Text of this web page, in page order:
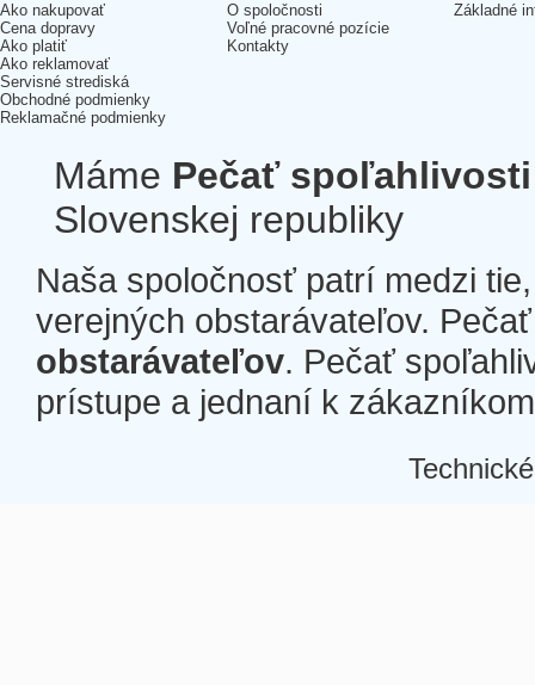
Ako nakupovať
Cena dopravy
Ako platiť
Ako reklamovať
Servisné strediská
Obchodné podmienky
Reklamačné podmienky
O spoločnosti
Voľné pracovné pozície
Kontakty
Základné
Máme Pečať spoľahlivosti
Slovenskej republiky
Naša spoločnosť patrí medzi
verejných obstarávateľov.
obstarávateľov. Pečať
prístupe a jednaní k